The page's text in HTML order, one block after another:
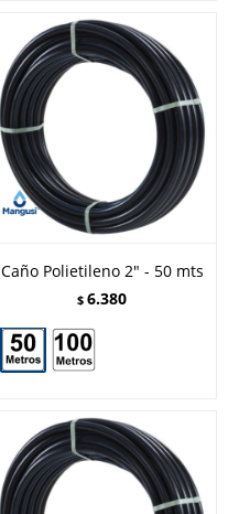
Caño Polietileno 2" - 50 mts
$ 6.380